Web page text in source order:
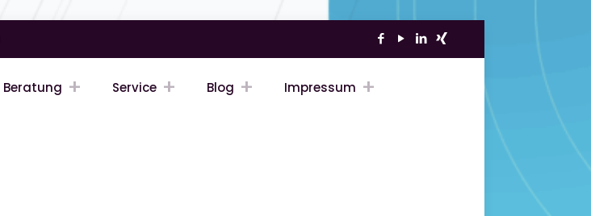
Beratung Service Blog Impressum